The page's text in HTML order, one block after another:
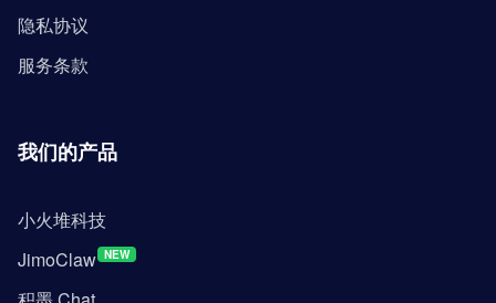
隐私协议
服务条款
我们的产品
小火堆科技
JimoClaw NEW